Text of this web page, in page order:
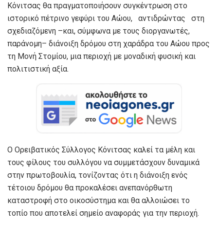
Κόνιτσας θα πραγματοποιήσουν συγκέντρωση στο
ιστορικό πέτρινο γεφύρι του Αώου, αντιδρώντας στη
σχεδιαζόμενη –και, σύμφωνα με τους διοργανωτές,
παράνομη– διάνοιξη δρόμου στη χαράδρα του Αώου προς
τη Μονή Στομίου, μια περιοχή με μοναδική φυσική και
πολιτιστική αξία.
Ο Ορειβατικός Σύλλογος Κόνιτσας καλεί τα μέλη και
τους φίλους του συλλόγου να συμμετάσχουν δυναμικά
στην πρωτοβουλία, τονίζοντας ότι η διάνοιξη ενός
τέτοιου δρόμου θα προκαλέσει ανεπανόρθωτη
καταστροφή στο οικοσύστημα και θα αλλοιώσει το
τοπίο που αποτελεί σημείο αναφοράς για την περιοχή.